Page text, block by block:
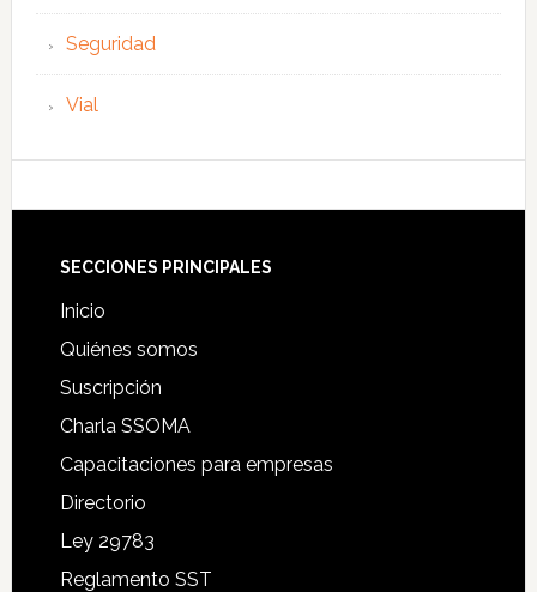
Seguridad
Vial
Footer
SECCIONES PRINCIPALES
Inicio
Quiénes somos
Suscripción
Charla SSOMA
Capacitaciones para empresas
Directorio
Ley 29783
Reglamento SST